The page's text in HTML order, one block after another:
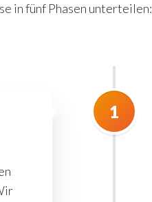
in fünf Phasen unterteilen:
1